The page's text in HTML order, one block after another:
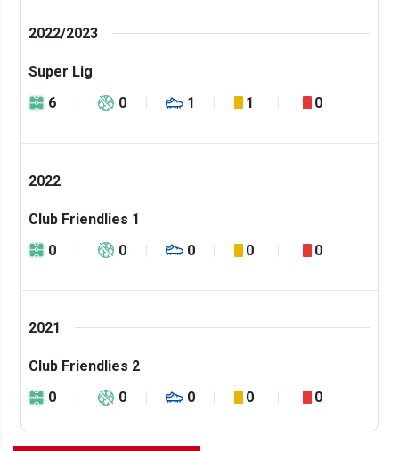
2022/2023
Super Lig
6
0 1 1 0
2022
Club Friendlies 1
0
0 0 0 0
2021
Club Friendlies 2
0
0 0 0 0